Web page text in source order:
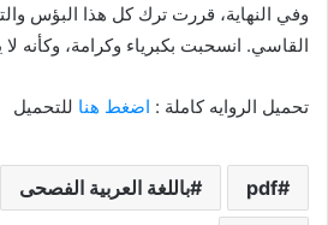
وفي النهاية، قررت ترك كل هذا البؤس
القاسي. انسحبت بكبرياء وكرامة، وكأنه لا
تحميل الروايه كاملة : اضغط هنا للتحميل
pdf باللغة العربية الفصحى